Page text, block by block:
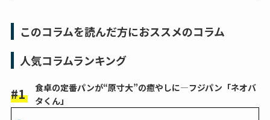
このコラムを読んだ方におススメのコラム
人気コラムランキング
食卓の定番パンが“原寸大”の癒やしに―フジパン「ネオバ
タくん」